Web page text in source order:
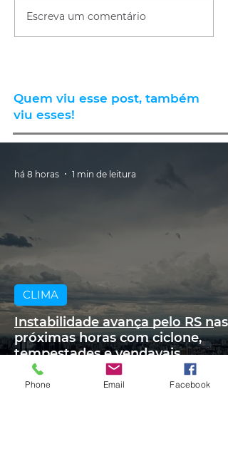
Escreva um comentário
Quem viu esse post, também
viu esses!
Instabilidade avança pelo RS nas
próximas horas com ciclone,
tempestades e vendavais
CLIMA
há 8 horas 1 min de leitura
Phone Email Facebook